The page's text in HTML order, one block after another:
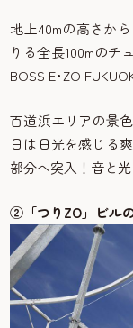
地上40mの高さか
りる全長100mのチ
BOSS E･ZO
百道浜エリアの景
日は日光を感じる
部分へ突入！音と
②「つりZO」ビル